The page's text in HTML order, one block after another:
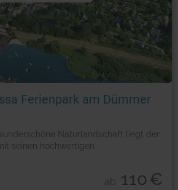
Foto: © Novasol
Ferienpark am Dümmer
Naturlandschaft liegt der
seinen hochwertigen
ab 110 €